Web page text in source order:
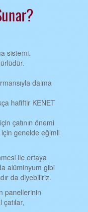
sistemi.
daima
hafiftir KENET
çatının önemi
genelde eğimli
ile ortaya
alüminyum gibi
da diyebiliriz.
panellerinin